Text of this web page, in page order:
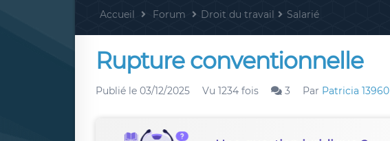
Accueil Forum Droit du travail Salarié
Rupture conventionnelle
Publié le 03/12/2025 Vu 1234 fois 3 Par Patricia 13960